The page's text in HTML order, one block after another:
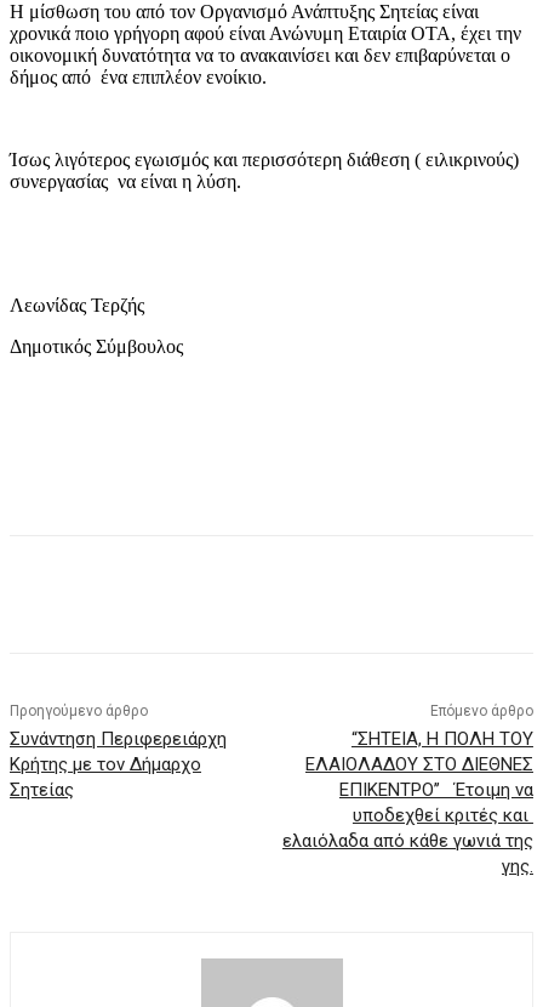
Η μίσθωση του από τον Οργανισμό Ανάπτυξης Σητείας είναι
χρονικά ποιο γρήγορη αφού είναι Ανώνυμη Εταιρία ΟΤΑ, έχει την
οικονομική δυνατότητα να το ανακαινίσει και δεν επιβαρύνεται ο
δήμος από ένα επιπλέον ενοίκιο.
Ίσως λιγότερος εγωισμός και περισσότερη διάθεση ( ειλικρινούς)
συνεργασίας να είναι η λύση.
Λεωνίδας Τερζής
Δημοτικός Σύμβουλος
Προηγούμενο άρθρο
Συνάντηση Περιφερειάρχη
Κρήτης με τον Δήμαρχο
Σητείας
Επόμενο άρθρο
“ΣΗΤΕΙΑ, Η ΠΟΛΗ ΤΟΥ
ΕΛΑΙΟΛΑΔΟΥ ΣΤΟ ΔΙΕΘΝΕΣ
ΕΠΙΚΕΝΤΡΟ’’ Έτοιμη να
υποδεχθεί κριτές και
ελαιόλαδα από κάθε γωνιά της
γης.